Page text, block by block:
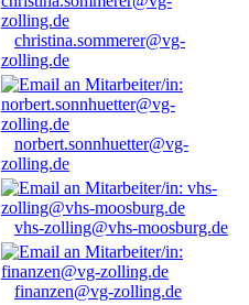
christina.sommerer@vg-
zolling.de
norbert.sonnhuetter@vg-
zolling.de
vhs-zolling@vhs-moosburg.de
finanzen@vg-zolling.de